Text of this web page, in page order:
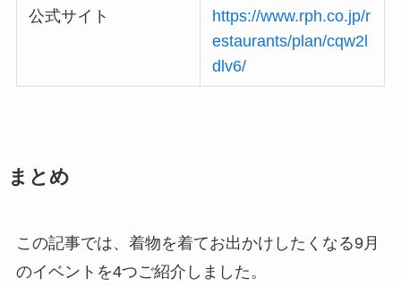
公式サイト
https://www.rph.co.jp/r
estaurants/plan/cqw2l
dlv6/
まとめ
この記事では、着物を着てお出かけしたくなる9月
のイベントを4つご紹介しました。